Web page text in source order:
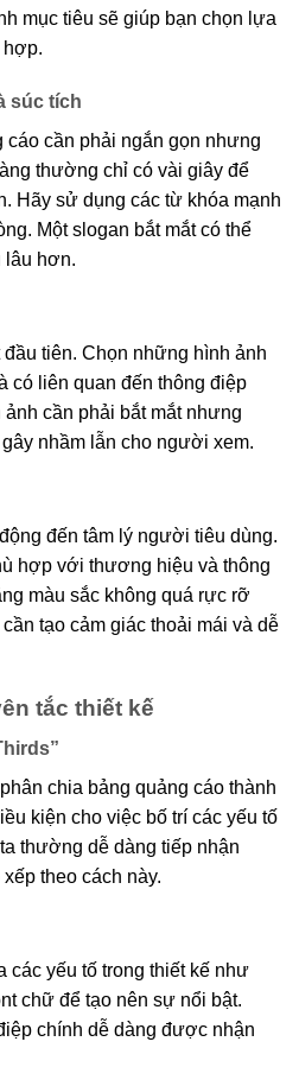
mục tiêu sẽ giúp bạn chọn lựa
hợp.
súc tích
cáo cần phải ngắn gọn nhưng
thường chỉ có vài giây để
Hãy sử dụng các từ khóa mạnh
Một slogan bắt mắt có thể
lâu hơn.
tiên. Chọn những hình ảnh
có liên quan đến thông điệp
cần phải bắt mắt nhưng
nhầm lẫn cho người xem.
đến tâm lý người tiêu dùng.
hợp với thương hiệu và thông
màu sắc không quá rực rỡ
tạo cảm giác thoải mái và dễ
tắc thiết kế
chia bảng quảng cáo thành
kiện cho việc bố trí các yếu tố
thường dễ dàng tiếp nhận
theo cách này.
yếu tố trong thiết kế như
chữ để tạo nên sự nổi bật.
chính dễ dàng được nhận